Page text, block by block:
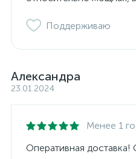
Поддерживаю
Александра
23.01.2024
Менее 1
Оперативная доставка!